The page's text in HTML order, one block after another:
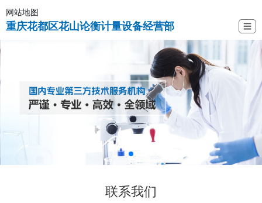
网站地图
重庆花都区花山论衡计量设备经营部 ☰
联系我们